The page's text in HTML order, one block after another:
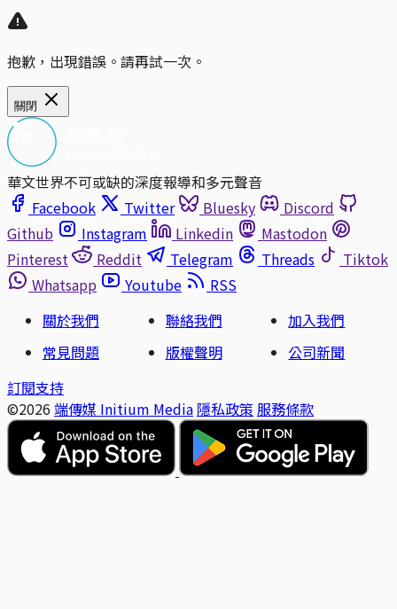
抱歉，出現錯誤。請再試一次。
關閉
華文世界不可或缺的深度報導和多元聲音
Facebook
Twitter Bluesky
Discord
Github
Instagram Linkedin
Mastodon
Pinterest
Reddit Telegram Threads
Tiktok
Whatsapp
Youtube
RSS
關於我們
聯絡我們
加入我們
常見問題
版權聲明
公司新聞
訂閱支持
©2026 端傳媒 Initium Media 隱私政策 服務條款